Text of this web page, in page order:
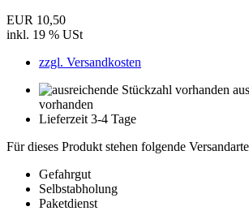
EUR 10,50
inkl. 19 % USt
zzgl. Versandkosten
vorhanden
Lieferzeit 3-4 Tage
Für dieses Produkt stehen folgende
Gefahrgut
Selbstabholung
Paketdienst